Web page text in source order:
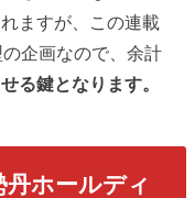
ますが、この連載
企画なので、余計
る鍵となります。
ホールディ